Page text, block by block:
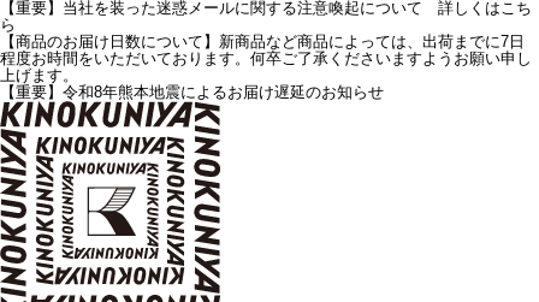
【重要】当社を装った迷惑メールに関する注意喚起について 詳しくはこち
ら
【商品のお届け日数について】新商品など商品によっては、出荷までに7日
程度お時間をいただいております。何卒ご了承くださいますようお願い申し
上げます。
【重要】令和8年熊本地震によるお届け遅延のお知らせ